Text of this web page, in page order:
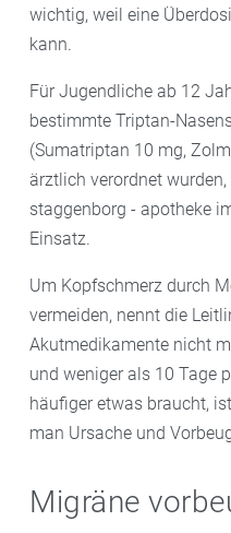
wichtig, weil eine
kann.
Für Jugendliche ab 12
bestimmte Triptan-
(Sumatriptan 10 mg,
ärztlich verordnet
staggenborg - apotheke
Einsatz.
Um Kopfschmerz durch
vermeiden, nennt die
Akutmedikamente nicht
und weniger als 10 Tage
häufiger etwas braucht,
man Ursache und
Migräne